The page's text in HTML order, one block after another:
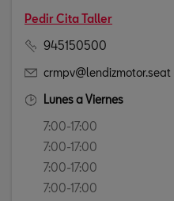
Pedir Cita Taller
945150500
crmpv@lendizmotor.seat
Lunes a Viernes
7:00-17:00
7:00-17:00
7:00-17:00
7:00-17:00